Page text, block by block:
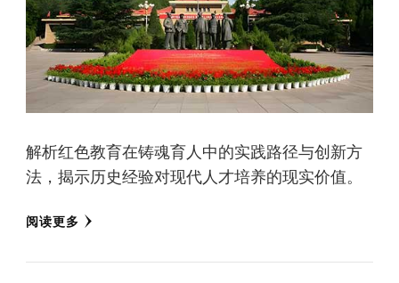
解析红色教育在铸魂育人中的实践路径与创新方
法，揭示历史经验对现代人才培养的现实价值。
阅读更多